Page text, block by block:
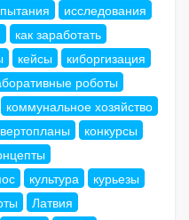
исследования
как заработать
кейсы
киборгизация
роботы
коммунальное хозяйство
конкурсы
культура
курьезы
Латвия